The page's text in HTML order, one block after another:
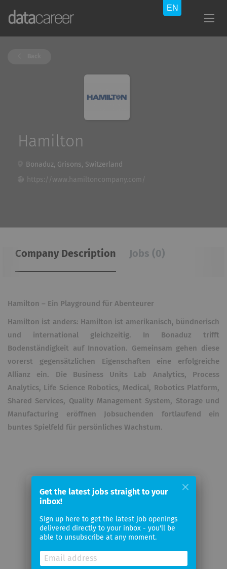
Hamilton
Bonaduz, Grisons, Switzerland
https://www.hamiltoncompany.com/
Company Description Jobs (0)
Hamilton – Ein Playground für Abenteurer
Hamilton ist anders: Hamilton ist amerikanisch, bündnerisch
und international gleichzeitig. In Bonaduz trifft
Bodenständigkeit auf Innovation. Gemeinsam gehen diese
vorerst gegensätzlichen Eigenschaften eine erfolgreiche
Allianz ein. Die Business Units Lab Analytics, Process
Analytics, Life Science Robotics, Medical, Robotics Platform,
Shared Services, Quality Management System, Storage und
Manufacturing eröffnen Jobsuchenden fortlaufend ein
buntes Spielfeld für persönliches Wachstum.
Email me jobs from Hamilton
Your
email
Email
Get the latest jobs straight to your
inbox!
Sign up here to get the latest job openings
delivered directly to your inbox - you'll be
able to unsubscribe at any moment.